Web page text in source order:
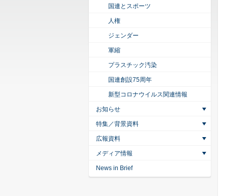
国連とスポーツ
人権
ジェンダー
軍縮
プラスチック汚染
国連創設75周年
新型コロナウイルス関連情報
お知らせ
特集／背景資料
広報資料
メディア情報
News in Brief